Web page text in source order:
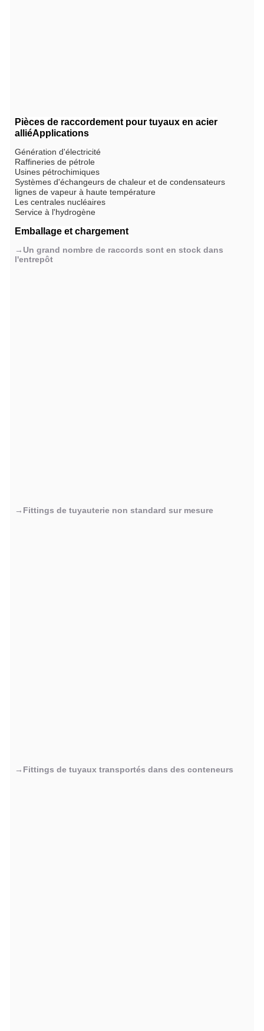
Pièces de raccordement pour tuyaux en acier
alliéApplications
Génération d'électricité
Raffineries de pétrole
Usines pétrochimiques
Systèmes d'échangeurs de chaleur et de condensateurs
lignes de vapeur à haute température
Les centrales nucléaires
Service à l'hydrogène
Emballage et chargement
→Un grand nombre de raccords sont en stock dans
l'entrepôt
→Fittings de tuyauterie non standard sur mesure
→Fittings de tuyaux transportés dans des conteneurs